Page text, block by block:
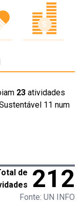
23 atividades
11 num
de 212
Fonte: UN INFO